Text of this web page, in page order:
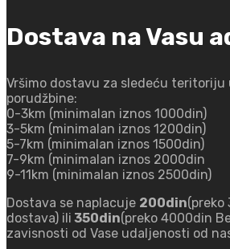
Dostava na Vasu
Vršimo dostavu za sledeću teritoriju
porudžbine:
0-3km (minimalan iznos 1000din)
3-5km (minimalan iznos 1200din)
5-7km (minimalan iznos 1500din)
7-9km (minimalan iznos 2000din
9-11km (minimalan iznos 2500din)
Dostava se naplacuje 200din(preko
dostava) ili 350din(preko 4000din
zavisnosti od Vase udaljenosti od